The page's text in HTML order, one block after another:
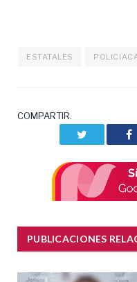
ESTATALES
COMPARTIR.
PUBLICACIONES